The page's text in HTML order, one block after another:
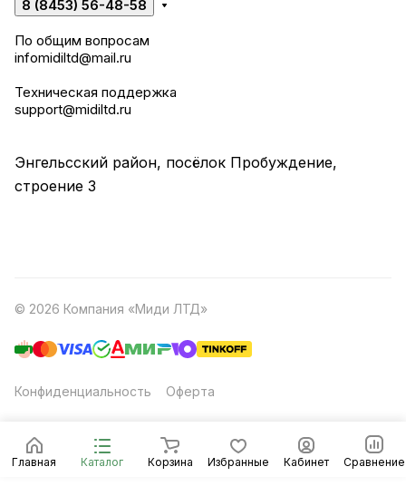
Главная Каталог Корзина Избранные Кабинет Сравнение
8 (8453) 56-48-58
По общим вопросам
infomidiltd@mail.ru
Техническая поддержка
support@midiltd.ru
Энгельсский район, посёлок Пробуждение,
строение 3
© 2026 Компания «Миди ЛТД»
Конфиденциальность Оферта